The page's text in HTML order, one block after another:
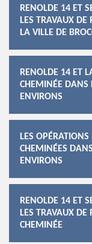
RENOLDE 14 ET
LES TRAVAUX
LA VILLE DE
RENOLDE 14 ET
CHEMINÉE DANS
ENVIRONS
LES
CHEMINÉES
ENVIRONS
RENOLDE 14 ET
LES TRAVAUX
CHEMINÉE